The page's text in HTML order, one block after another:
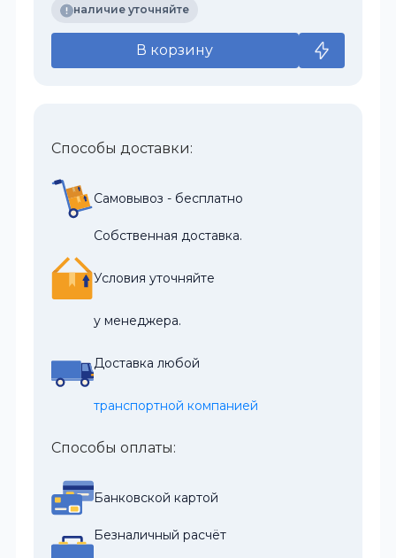
наличие уточняйте
В корзину
Способы доставки:
Самовывоз - бесплатно
Собственная доставка.
Условия уточняйте
у менеджера.
Доставка любой
транспортной компанией
Способы оплаты:
Банковской картой
Безналичный расчёт